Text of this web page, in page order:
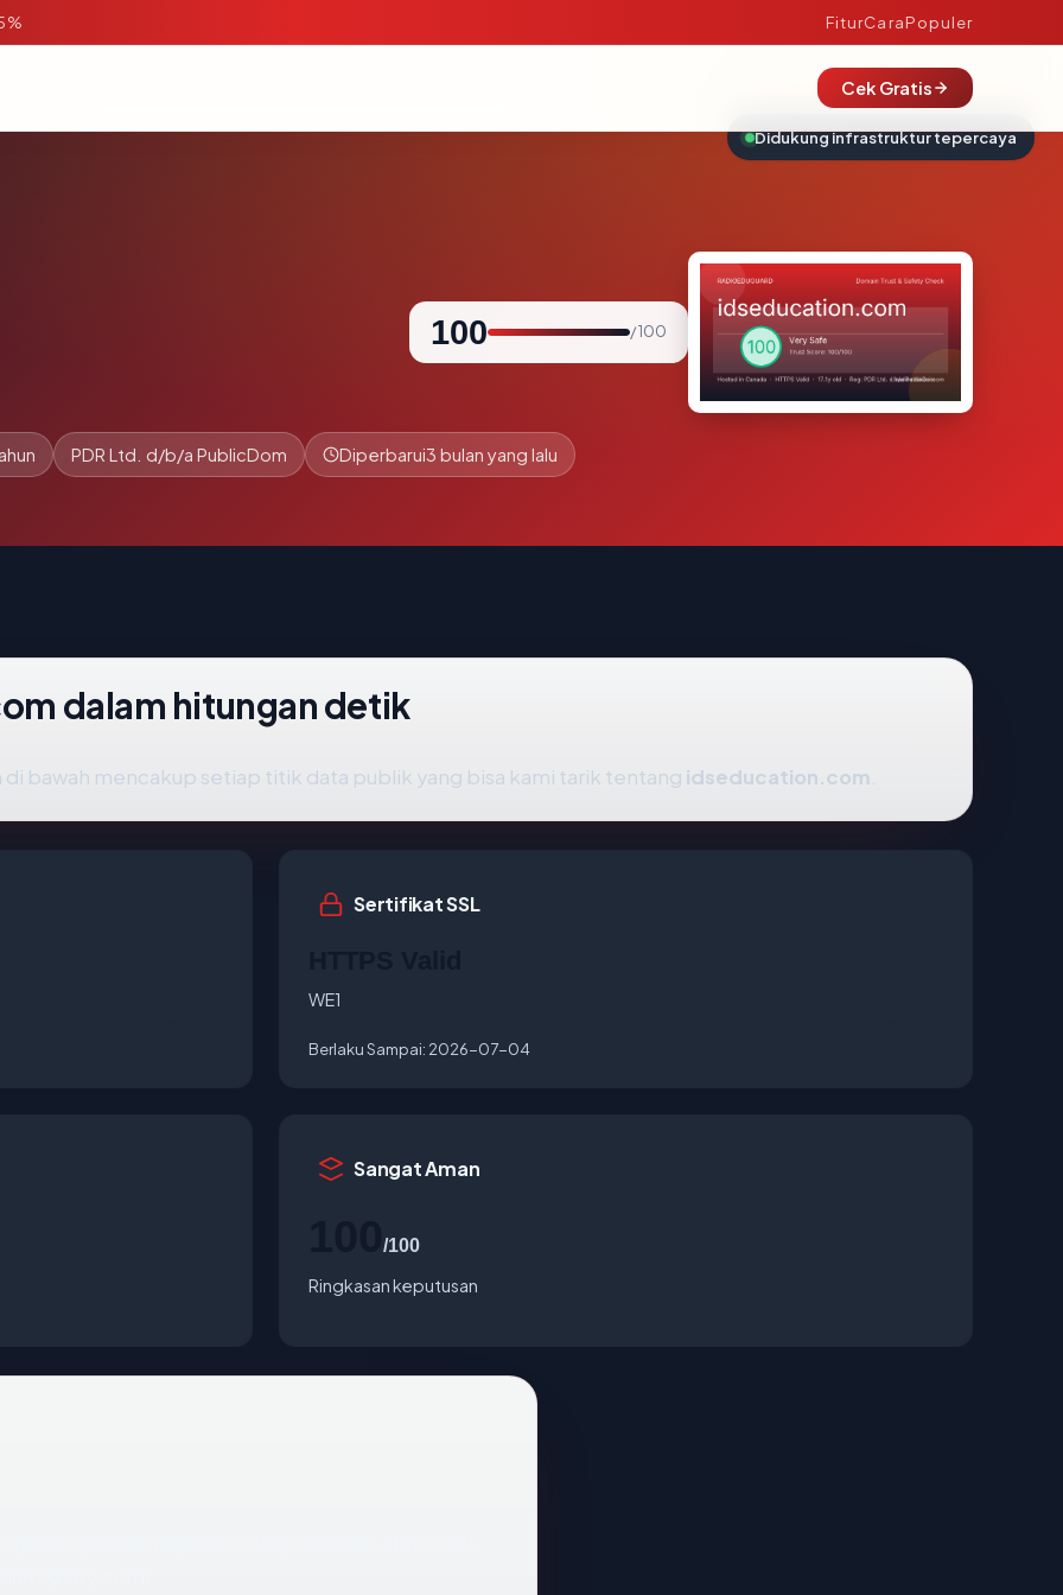
FiturCaraPopuler
Cek Gratis
100 / 100
PDR Ltd. d/b/a PublicDom Diperbarui3 bulan yang lalu
dalam hitungan detik
bawah mencakup setiap titik data publik yang bisa kami tarik tentang idseducation.com
Sertifikat SSL
WE1
Berlaku Sampai: 2026-07-04
Sangat Aman
/100
Ringkasan keputusan
Didukung infrastruktur tepercaya